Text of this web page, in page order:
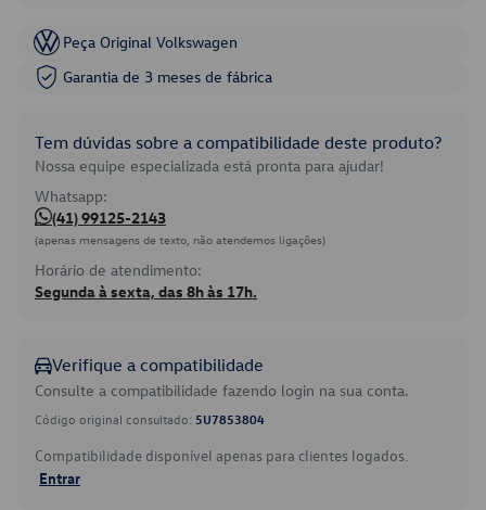
Peça Original Volkswagen
Garantia de 3 meses de fábrica
Tem dúvidas sobre a compatibilidade deste produto?
Nossa equipe especializada está pronta para ajudar!
Whatsapp:
(41) 99125-2143
(apenas mensagens de texto, não atendemos ligações)
Horário de atendimento:
Segunda à sexta, das 8h às 17h.
Verifique a compatibilidade
Consulte a compatibilidade fazendo login na sua conta.
Código original consultado: 5U7853804
Compatibilidade disponível apenas para clientes logados.
Entrar